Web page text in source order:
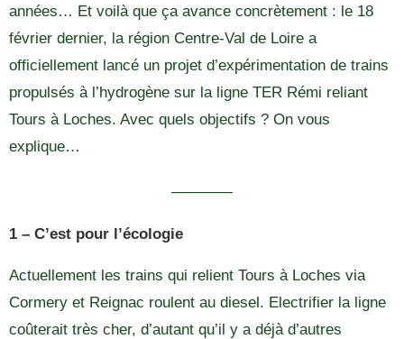
années… Et voilà que ça avance concrètement : le 18
février dernier, la région Centre-Val de Loire a
officiellement lancé un projet d’expérimentation de trains
propulsés à l’hydrogène sur la ligne TER Rémi reliant
Tours à Loches. Avec quels objectifs ? On vous
explique…
————
1 – C’est pour l’écologie
Actuellement les trains qui relient Tours à Loches via
Cormery et Reignac roulent au diesel. Electrifier la ligne
coûterait très cher, d’autant qu’il y a déjà d’autres